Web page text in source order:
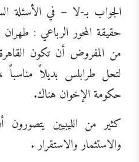
الجواب بـ-لا – في الأسئلة
حقيقة المحور الرباعي :
من المفروض أن تكون
لتحل طرابلس بديلاً
حكومة الإخوان هناك.
كثير من الليبيين يتصورون
والاستثمار والاستقرار .